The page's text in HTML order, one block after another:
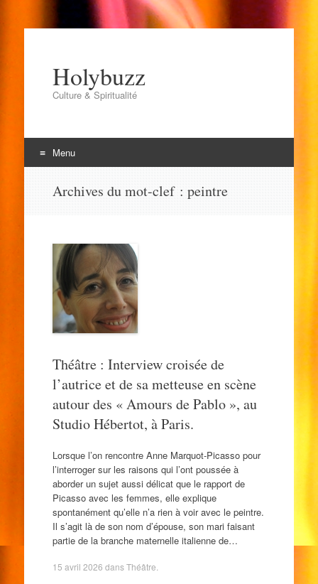
Holybuzz
Culture & Spiritualité
Menu
Archives du mot-clef : peintre
Théâtre : Interview croisée de
l’autrice et de sa metteuse en scène
autour des « Amours de Pablo », au
Studio Hébertot, à Paris.
Lorsque l’on rencontre Anne Marquot-Picasso pour
l’interroger sur les raisons qui l’ont poussée à
aborder un sujet aussi délicat que le rapport de
Picasso avec les femmes, elle explique
spontanément qu’elle n’a rien à voir avec le peintre.
Il s’agit là de son nom d’épouse, son mari faisant
partie de la branche maternelle italienne de…
15 avril 2026 dansThéâtre